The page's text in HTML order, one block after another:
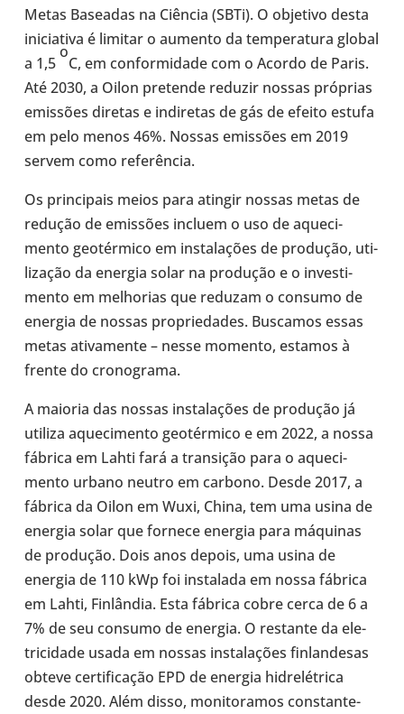
Metas Base­a­das na Ciência (SBTi). O obje­tivo desta
ini­ci­a­tiva é limitar o aumento da tem­pe­ra­tura global
a 1,5
o
C, em con­for­mi­dade com o Acordo de Paris.
Até 2030, a Oilon pre­tende reduzir nossas pró­prias
emis­sões diretas e indi­re­tas de gás de efeito estufa
em pelo menos 46%. Nossas emis­sões em 2019
servem como refe­rên­cia.
Os prin­ci­pais meios para atingir nossas metas de
redução de emis­sões incluem o uso de aque­ci­
mento geo­tér­mico em ins­ta­la­ções de pro­du­ção, uti­
li­za­ção da energia solar na pro­du­ção e o inves­ti­
mento em melho­rias que reduzam o consumo de
energia de nossas pro­pri­e­da­des. Bus­ca­mos essas
metas ati­va­mente – nesse momento, estamos à
frente do cro­no­grama.
A maioria das nossas ins­ta­la­ções de pro­du­ção já
utiliza aque­ci­mento geo­tér­mico e em 2022, a nossa
fábrica em Lahti fará a tran­si­ção para o aque­ci­
mento urbano neutro em carbono. Desde 2017, a
fábrica da Oilon em Wuxi, China, tem uma usina de
energia solar que fornece energia para máqui­nas
de pro­du­ção. Dois anos depois, uma usina de
energia de 110 kWp foi ins­ta­lada em nossa fábrica
em Lahti, Fin­lân­dia. Esta fábrica cobre cerca de 6 a
7% de seu consumo de energia. O res­tante da ele­
tri­ci­dade usada em nossas ins­ta­la­ções fin­lan­de­sas
obteve cer­ti­fi­ca­ção EPD de energia hidre­lé­trica
desde 2020. Além disso, moni­to­ra­mos cons­tan­te­